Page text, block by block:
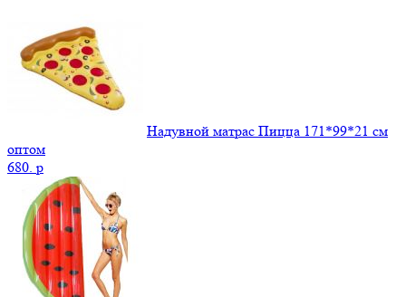
Надувной матрас Пицца 171*99*21 см
оптом
680. p